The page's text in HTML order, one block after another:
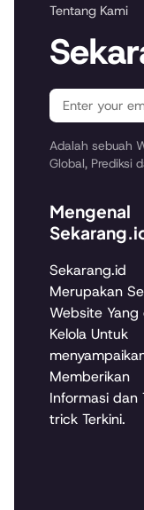
Tentang Kami
Adalah sebuah
Global, Prediksi
Mengenal
Sekarang.id
Merupakan
Website Yang
Kelola Untuk
Memberikan
Informasi dan
trick Terkini.